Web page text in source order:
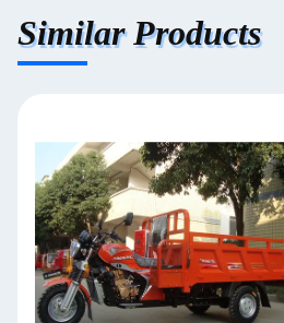
Similar Products